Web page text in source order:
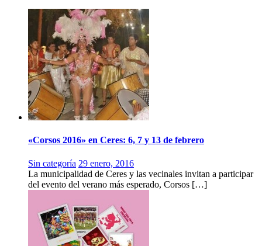
«Corsos 2016» en Ceres: 6, 7 y 13 de febrero
Sin categoría 29 enero, 2016
La municipalidad de Ceres y las vecinales invitan a participar
del evento del verano más esperado, Corsos […]